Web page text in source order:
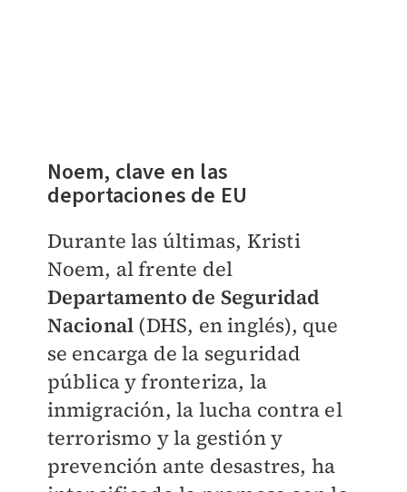
Noem, clave en las
deportaciones de EU
Durante las últimas, Kristi
Noem, al frente del
Departamento de Seguridad
Nacional (DHS, en inglés), que
se encarga de la seguridad
pública y fronteriza, la
inmigración, la lucha contra el
terrorismo y la gestión y
prevención ante desastres, ha